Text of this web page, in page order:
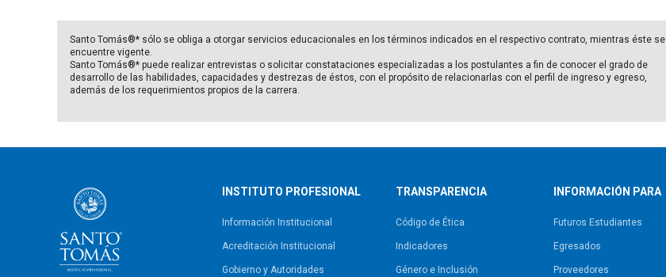
Santo Tomás®* sólo se obliga a otorgar servicios educacionales en los términos indicados en el respectivo contrato, mientras éste se
encuentre vigente.
Santo Tomás®* puede realizar entrevistas o solicitar constataciones especializadas a los postulantes a fin de conocer el grado de
desarrollo de las habilidades, capacidades y destrezas de éstos, con el propósito de relacionarlas con el perfil de ingreso y egreso,
además de los requerimientos propios de la carrera.
INSTITUTO PROFESIONAL
Información Institucional
Acreditación Institucional
Gobierno y Autoridades​
TRANSPARENCIA
Código de Ética
Indicadores
Género e Inclusión
INFORMACIÓN PARA
Futuros Estudiantes
Egresados
Proveedores